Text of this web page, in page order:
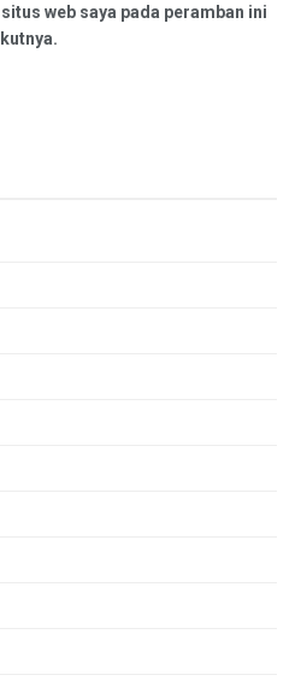
web saya pada peramban ini